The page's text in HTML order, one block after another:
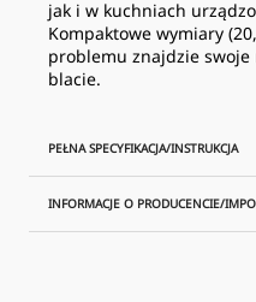
jak i w kuchniach
Kompaktowe wymiary
problemu znajdzie swoje
blacie.
PEŁNA SPECYFIKACJA/INSTRUKCJA
INFORMACJE O PRODUCENCIE/